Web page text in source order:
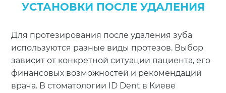
УСТАНОВКИ ПОСЛЕ УДАЛЕНИЯ
Для протезирования после удаления зуба
используются разные виды протезов. Выбор
зависит от конкретной ситуации пациента, его
финансовых возможностей и рекомендаций
врача. В стоматологии ID Dent в Киеве